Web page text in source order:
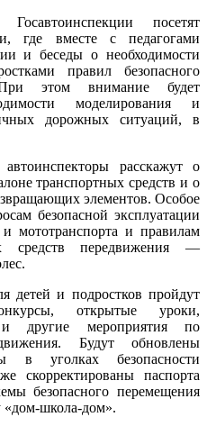
посетят
где вместе с педагогами
и беседы о необходимости
правил безопасного
этом внимание будет
моделирования и
дорожных ситуаций, в
расскажут о
транспортных средств и о
элементов. Особое
безопасной эксплуатации
мототранспорта и правилам
средств передвижения —
детей и подростков пройдут
открытые уроки,
другие мероприятия по
Будут обновлены
в уголках безопасности
скорректированы паспорта
безопасного перемещения
школа-дом».